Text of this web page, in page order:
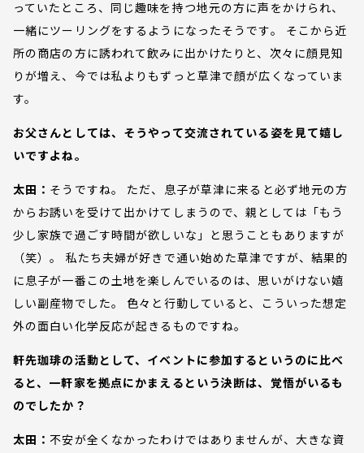
っていたところ、同じ趣味を持つ地元の方に声をかけられ、
一緒にツーリングをするようになったそうです。 そこから近
所の商店の方に誘われて飲みに出かけたりと、次々に顔見知
りが増え、今では私よりもずっと草津で顔が広くなっていま
す。
お父さんとしては、そうやって交流されている姿を見て嬉し
いですよね。
太田： そうですね。 ただ、息子が草津に来ると必ず地元の方
からお誘いを受けて出かけてしまうので、親としては「もう
少し家族で過ごす時間が欲しいな」と思うこともありますが
（笑）。 私たち夫婦が好きで通い始めた草津ですが、結果的
に息子が一番この土地を楽しんでいるのは、思いがけない嬉
しい副産物でした。 色々と行動していると、こういった想定
外の面白い化学反応が起きるものですね。
軒先珈琲の活動として、イベントに参加するというのに比べ
ると、一軒家を拠点にかまえるという決断は、覚悟がいるも
のでしたか？
太田：不安が全くなかったわけではありませんが、大きな資